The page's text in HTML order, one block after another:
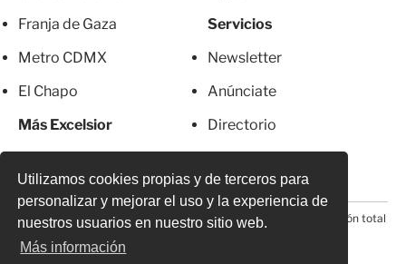
Utilizamos cookies propias y de terceros para
personalizar y mejorar el uso y la experiencia de
nuestros usuarios en nuestro sitio web.
Más información
Franja de Gaza
Metro CDMX
El Chapo
Más Excelsior
Servicios
Newsletter
Anúnciate
Directorio
© 2026 Todos los derechos reservados. Prohibida la reproducción total
o parcial, incluyendo cualquier medio electrónico*